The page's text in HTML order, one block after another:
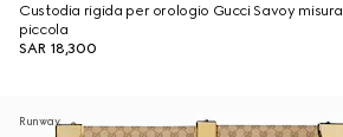
Custodia rigida per orologio Gucci Savoy misura
piccola
SAR 18,300
Runway